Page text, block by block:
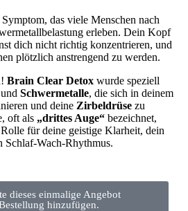
das viele Menschen nach
erleben. Dein Kopf
dich nicht richtig konzentrieren, und
plötzlich anstrengend zu werden.
Brain Clear Detox wurde speziell
und Schwermetalle, die sich in deinem
und deine Zirbeldrüse zu
oft als „drittes Auge“ bezeichnet,
für deine geistige Klarheit, dein
Schlaf-Wach-Rhythmus.
dieses einmalige Angebot
hinzufügen.